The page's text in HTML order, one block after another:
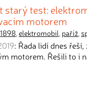
starý test:
motorem
1898,elektromobil, paříž,
: Řada lidí dnes
motorem. Řešili to i